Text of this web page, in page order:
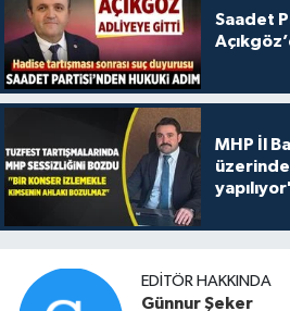
Saadet
MHP İl
EDITÖR HAKKINDA
Günnur Şeker